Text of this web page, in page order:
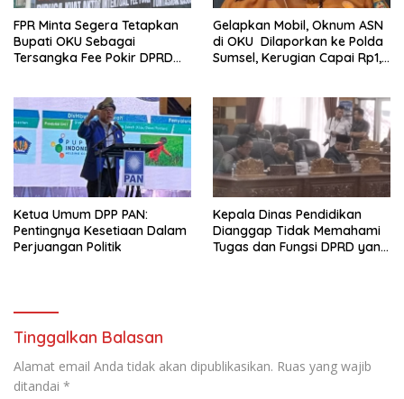
FPR Minta Segera Tetapkan
Bupati OKU Sebagai
Tersangka Fee Pokir DPRD
Gelapkan Mobil, Oknum ASN
di OKU Dilaporkan ke Polda
Sumsel, Kerugian Capai Rp1,2
Ketua Umum DPP PAN:
Pentingnya Kesetiaan Dalam
Perjuangan Politik
Kepala Dinas Pendidikan
Dianggap Tidak Memahami
Tugas dan Fungsi DPRD yang
Tinggalkan Balasan
Alamat email Anda tidak akan dipublikasikan. Ruas yang wajib
ditandai *